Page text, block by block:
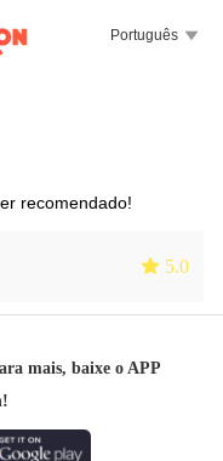
Português 
recomendado!
 5.0
mais, baixe o APP